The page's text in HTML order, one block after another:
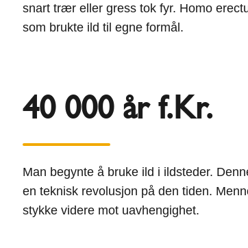
snart trær eller gress tok fyr. Homo
som brukte ild til egne formål.
40 000 år f.Kr.
Man begynte å bruke ild i ildsteder.
en teknisk revolusjon på den tiden.
stykke videre mot uavhengighet.